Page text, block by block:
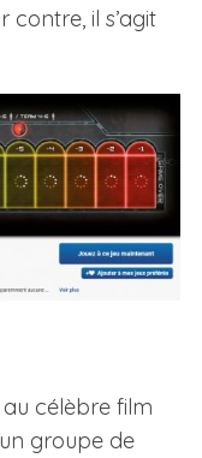
contre, il s’agit
célèbre film
groupe de